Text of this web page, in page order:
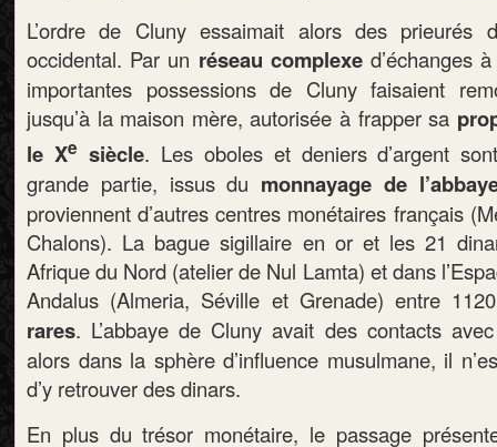
L’ordre de Cluny essaimait alors des prieurés
occidental. Par un réseau complexed’échanges
importantes possessions de Cluny faisaient
jusqu’à la maison mère, autorisée à frapper sa
le Xe siècle. Les oboles et deniers d’argent
grande partie, issus du monnayage de
proviennent d’autres centres monétaires français
Chalons). La bague sigillaire en or et les 21
Afrique du Nord (atelier de Nul Lamta) et dans
Andalus (Almeria, Séville et Grenade) entre
rares. L’abbaye de Cluny avait des contacts
alors dans la sphère d’influence musulmane, il
d’y retrouver des dinars.
En plus du trésor monétaire, le passage